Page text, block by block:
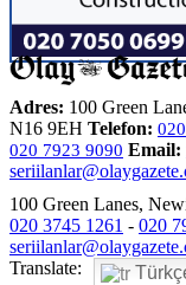
Adres: 100 Green
N16 9EH Telefon:
020 7923 9090 Email:
100 Green Lanes,
020 3745 1261 - 020
Translate: